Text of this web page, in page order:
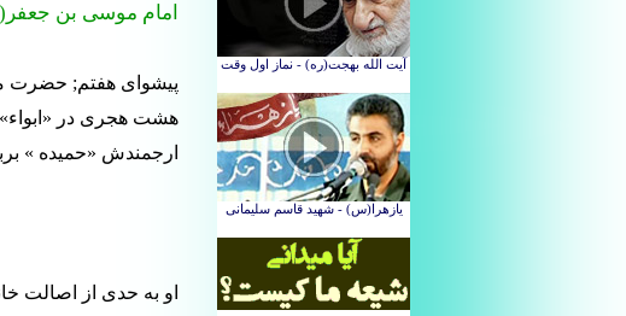
امام موسی بن
پیشوای هفتم; حضرت
هشت هجری در «ابواء»
ارجمندش «حمیده »
او به حدی از اصالت